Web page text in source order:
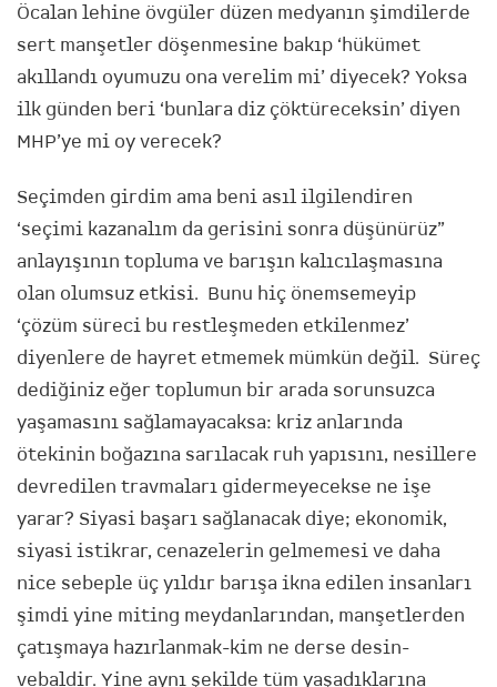
Öcalan lehine övgüler düzen medyanın şimdilerde
sert manşetler döşenmesine bakıp ‘hükümet
akıllandı oyumuzu ona verelim mi’ diyecek? Yoksa
ilk günden beri ‘bunlara diz çöktüreceksin’ diyen
MHP’ye mi oy verecek?
Seçimden girdim ama beni asıl ilgilendiren
‘seçimi kazanalım da gerisini sonra düşünürüz”
anlayışının topluma ve barışın kalıcılaşmasına
olan olumsuz etkisi. Bunu hiç önemsemeyip
‘çözüm süreci bu restleşmeden etkilenmez’
diyenlere de hayret etmemek mümkün değil. Süreç
dediğiniz eğer toplumun bir arada sorunsuzca
yaşamasını sağlamayacaksa: kriz anlarında
ötekinin boğazına sarılacak ruh yapısını, nesillere
devredilen travmaları gidermeyecekse ne işe
yarar? Siyasi başarı sağlanacak diye; ekonomik,
siyasi istikrar, cenazelerin gelmemesi ve daha
nice sebeple üç yıldır barışa ikna edilen insanları
şimdi yine miting meydanlarından, manşetlerden
çatışmaya hazırlanmak-kim ne derse desin-
vebaldir. Yine aynı şekilde tüm yaşadıklarına